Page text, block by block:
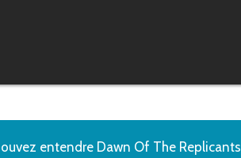
entendre Dawn Of The Replicants